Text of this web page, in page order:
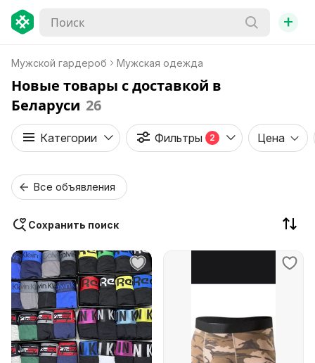
+
Мужской гардероб Мужская одежда
Новые товары с доставкой в
Беларуси 26
Категории Фильтры 2 Цена
Все объявления
Сохранить поиск